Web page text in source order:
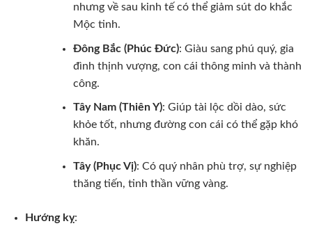
nhưng về sau kinh tế có thể giảm sút do khắc
Mộc tinh.
Đông Bắc (Phúc Đức): Giàu sang phú quý, gia
đình thịnh vượng, con cái thông minh và thành
công.
Tây Nam (Thiên Y): Giúp tài lộc dồi dào, sức
khỏe tốt, nhưng đường con cái có thể gặp khó
khăn.
Tây (Phục Vị): Có quý nhân phù trợ, sự nghiệp
thăng tiến, tinh thần vững vàng.
Hướng kỵ: